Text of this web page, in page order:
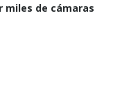
miles de cámaras